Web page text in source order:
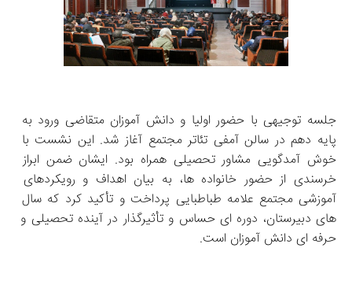
جلسه توجیهی با حضور اولیا و دانش‌ آموزان متقاضی ورود به
پایه دهم در سالن آمفی‌ تئاتر مجتمع آغاز شد. این نشست با
خوش‌ آمدگویی مشاور تحصیلی همراه بود. ایشان ضمن ابراز
خرسندی از حضور خانواده‌ ها، به بیان اهداف و رویکردهای
های دبیرستان، دوره‌ ای حساس و تأثیرگذار در آینده تحصیلی و
حرفه‌ ای دانش‌ آموزان است.